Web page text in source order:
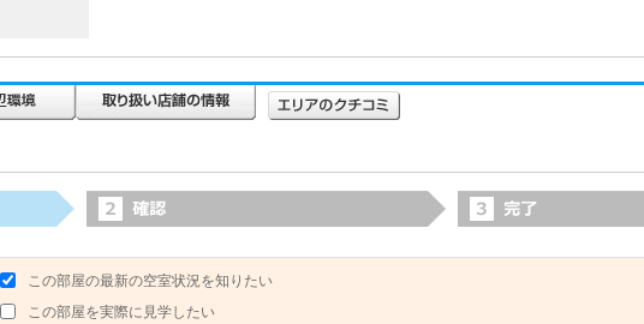
この部屋の最新の空室状況を知りたい
この部屋を実際に見学したい